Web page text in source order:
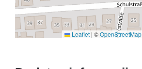
Leaflet | ©OpenStreetMap